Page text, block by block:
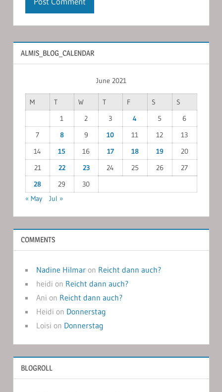
ALMIS_BLOG_CALENDAR
June 2021
M T W T F S
S
1
2 3 4 5
6
7
8 9 10 11 12
13
14
15 16 17 18 19
20
21
22 23 24 25 26
27
28
29
30
« May
Jul »
COMMENTS
Nadine Hilmaron Reicht dann auch?
heidi on Reicht dann auch?
Ani on Reicht dann auch?
Heidi on Donnerstag
Loisi on Donnerstag
BLOGROLL